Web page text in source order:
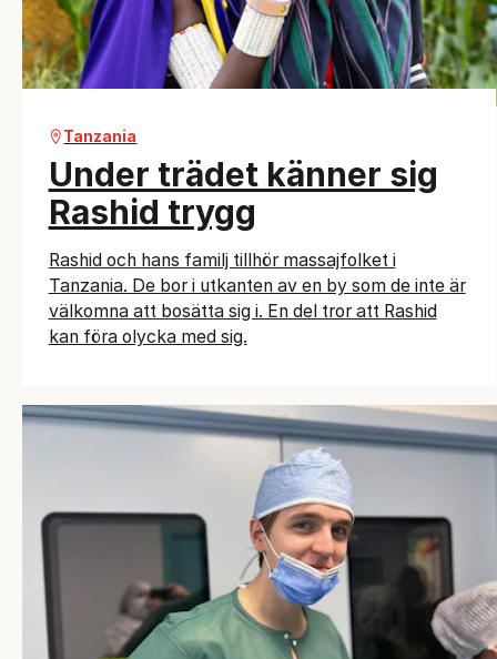
Tanzania
Under trädet känner sig
Rashid trygg
Rashid och hans familj tillhör massajfolket i
Tanzania. De bor i utkanten av en by som de inte är
välkomna att bosätta sig i. En del tror att Rashid
kan föra olycka med sig.